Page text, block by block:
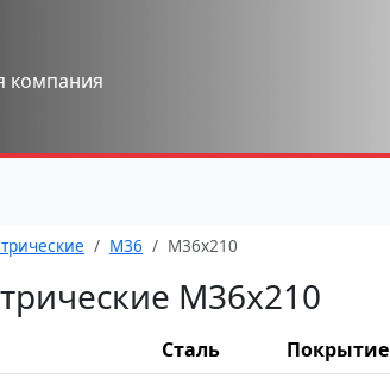
компания
М36 М36x210
М36x210
Сталь Покрытие